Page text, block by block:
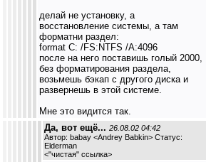
делай не установку, а
восстановление системы, а там
форматни раздел:
format C: /FS:NTFS /A:4096
после на него поставишь голый 2000,
без форматирования раздела,
возьмешь бэкап с другого диска и
развернешь в этой системе.
Мне это видится так.
Да, вот ещё... 26.08.02 04:42
Автор: babay <Andrey Babkin> Статус:
Elderman
<"чистая" ссылка>